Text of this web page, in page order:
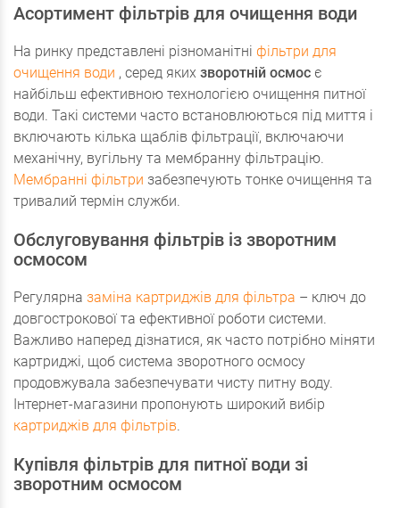
Асортимент фільтрів для очищення води
На ринку представлені різноманітні фільтри для
очищення води , серед яких зворотній осмос є
найбільш ефективною технологією очищення питної
води. Такі системи часто встановлюються під миття і
включають кілька щаблів фільтрації, включаючи
механічну, вугільну та мембранну фільтрацію.
Мембранні фільтри забезпечують тонке очищення та
тривалий термін служби.
Обслуговування фільтрів із зворотним
осмосом
Регулярна заміна картриджів для фільтра – ключ до
довгострокової та ефективної роботи системи.
Важливо наперед дізнатися, як часто потрібно міняти
картриджі, щоб система зворотного осмосу
продовжувала забезпечувати чисту питну воду.
Інтернет-магазини пропонують широкий вибір
картриджів для фільтрів.
Купівля фільтрів для питної води зі
зворотним осмосом